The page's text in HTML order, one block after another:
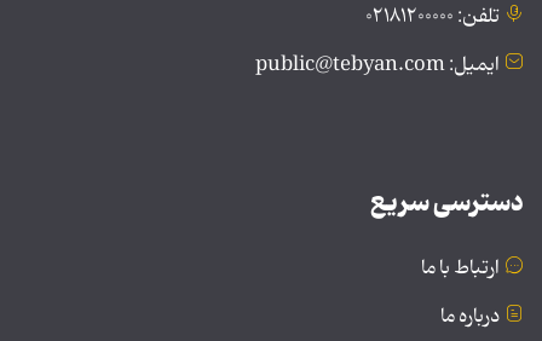
تلفن: ۰۲۱۸۱۲۰۰۰۰۰
ایمیل: public@tebyan.com
دسترسی سریع
ارتباط با ما
درباره ما